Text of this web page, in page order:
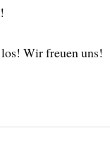
Wir freuen uns!